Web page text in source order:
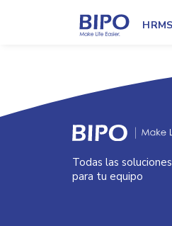
HRMS
Todas las
para tu equipo